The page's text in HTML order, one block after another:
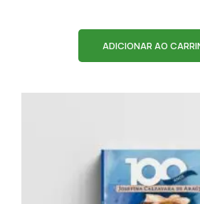
ADICIONAR AO